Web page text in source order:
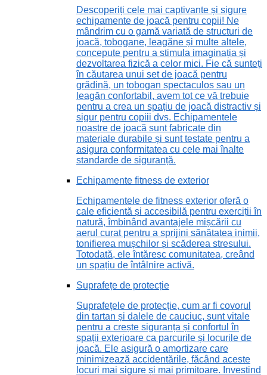
Descoperiți cele mai captivante și sigure
echipamente de joacă pentru copii! Ne
mândrim cu o gamă variată de structuri de
joacă, tobogane, leagăne și multe altele,
concepute pentru a stimula imaginația și
dezvoltarea fizică a celor mici. Fie că sunteți
în căutarea unui set de joacă pentru
grădină, un tobogan spectaculos sau un
leagăn confortabil, avem tot ce vă trebuie
pentru a crea un spațiu de joacă distractiv și
sigur pentru copiii dvs. Echipamentele
noastre de joacă sunt fabricate din
materiale durabile și sunt testate pentru a
asigura conformitatea cu cele mai înalte
standarde de siguranță.
Echipamente fitness de exterior
Echipamentele de fitness exterior oferă o
cale eficientă și accesibilă pentru exerciții în
natură, îmbinând avantajele mișcării cu
aerul curat pentru a sprijini sănătatea inimii,
tonifierea mușchilor și scăderea stresului.
Totodată, ele întăresc comunitatea, creând
un spațiu de întâlnire activă.
Suprafețe de protecție
Suprafețele de protecție, cum ar fi covorul
din tartan și dalele de cauciuc, sunt vitale
pentru a crește siguranța și confortul în
spații exterioare ca parcurile și locurile de
joacă. Ele asigură o amortizare care
minimizează accidentările, făcând aceste
locuri mai sigure și mai primitoare. Investind